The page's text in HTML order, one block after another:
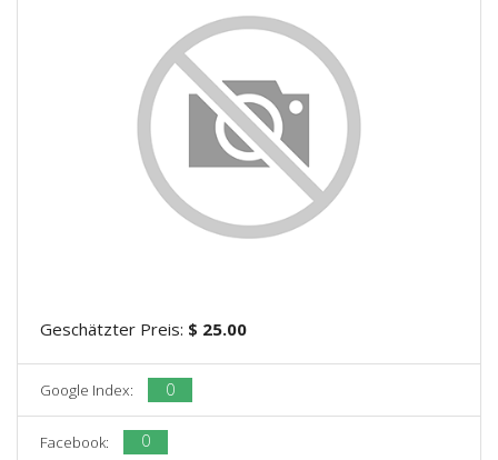
Geschätzter Preis: $ 25.00
Google Index: 0
Facebook: 0